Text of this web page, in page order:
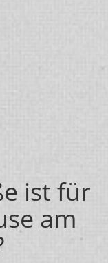
ist für
am